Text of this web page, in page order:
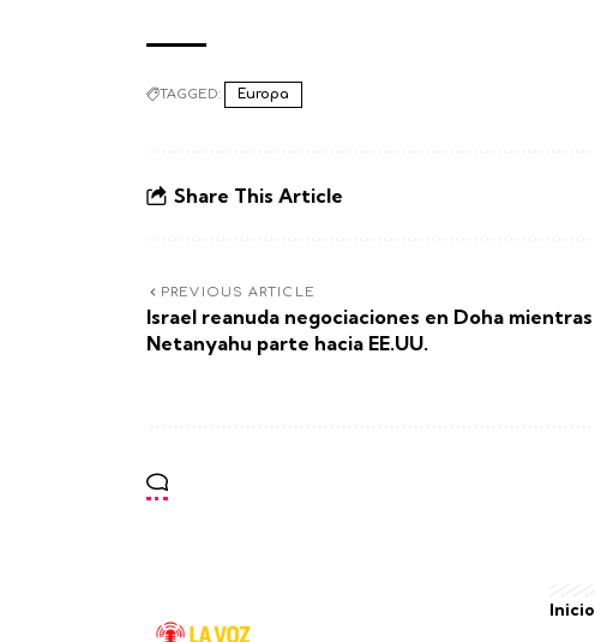
TAGGED: Europa
Share This Article
PREVIOUS ARTICLE
Israel reanuda negociaciones en Doha mientras
Netanyahu parte hacia EE.UU.
Inicio